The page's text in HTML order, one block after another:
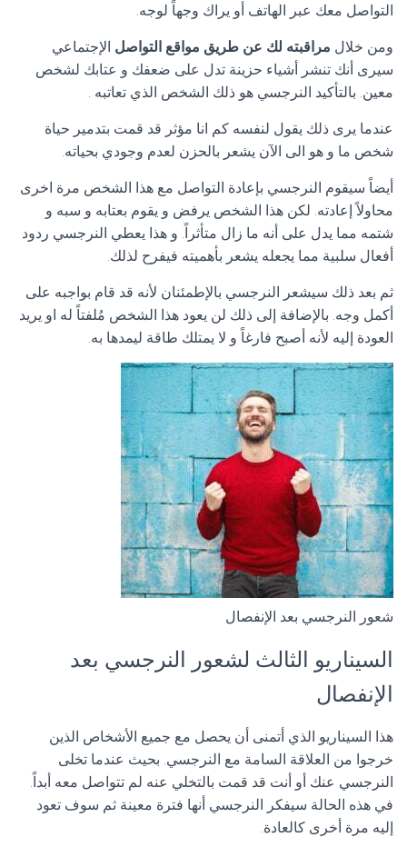
التواصل معك عبر الهاتف أو يراك وجهاً لوجه.
ومن خلال مراقبته لك عن طريق مواقع التواصل الإجتماعي
سيرى أنك تنشر أشياء حزينة تدل على ضعفك و عتابك لشخص
معين. بالتأكيد النرجسي هو ذلك الشخص الذي تعاتبه .
عندما يرى ذلك يقول لنفسه كم انا مؤثر قد قمت بتدمير حياة
شخص ما و هو الى الآن يشعر بالحزن لعدم وجودي بحياته.
أيضاً سيقوم النرجسي بإعادة التواصل مع هذا الشخص مرة اخرى
محاولاً إعادته. لكن هذا الشخص يرفض و يقوم بعتابه و سبه و
شتمه مما يدل على أنه ما زال متأثراً. و هذا يعطي النرجسي ردود
أفعال سلبية مما يجعله يشعر بأهميته فيفرح لذلك.
ثم بعد ذلك سيشعر النرجسي بالإطمئنان لأنه قد قام بواجبه على
أكمل وجه. بالإضافة إلى ذلك لن يعود هذا الشخص مُلفتاً له او يريد
العودة إليه لأنه أصبح فارغاً و لا يمتلك طاقة ليمدها به.
شعور النرجسي بعد الإنفصال
السيناريو الثالث لشعور النرجسي بعد
الإنفصال
هذا السيناريو الذي أتمنى أن يحصل مع جميع الأشخاص الذين
خرجوا من العلاقة السامة مع النرجسي. بحيث عندما تخلى
النرجسي عنك أو أنت قد قمت بالتخلي عنه لم تتواصل معه أبداً.
في هذه الحالة سيفكر النرجسي أنها فترة معينة ثم سوف تعود
إليه مرة أخرى كالعادة.